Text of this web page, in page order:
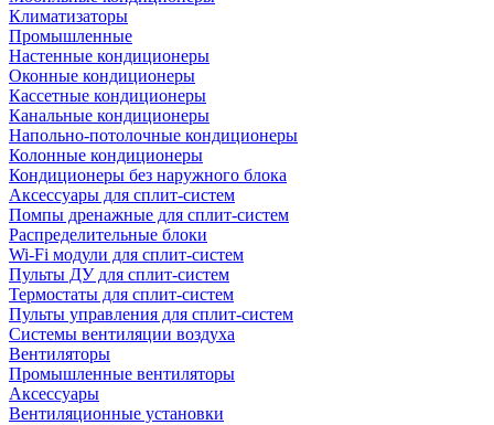
Климатизаторы
Промышленные
Настенные кондиционеры
Оконные кондиционеры
Кассетные кондиционеры
Канальные кондиционеры
Напольно-потолочные кондиционеры
Колонные кондиционеры
Кондиционеры без наружного блока
Аксессуары для сплит-систем
Помпы дренажные для сплит-систем
Распределительные блоки
Wi-Fi модули для сплит-систем
Пульты ДУ для сплит-систем
Термостаты для сплит-систем
Пульты управления для сплит-систем
Системы вентиляции воздуха
Вентиляторы
Промышленные вентиляторы
Аксессуары
Вентиляционные установки